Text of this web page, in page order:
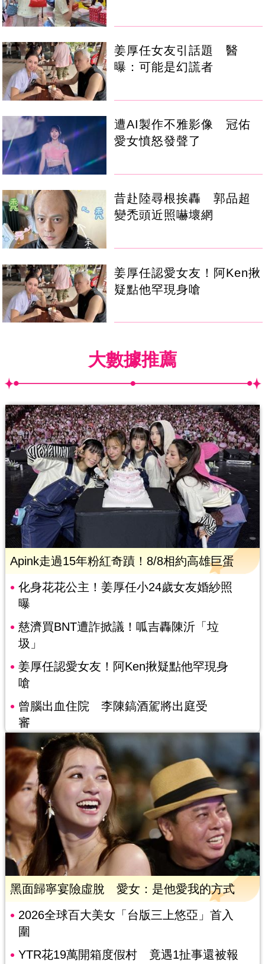
姜厚任女友引話題 醫
曝：可能是幻謊者
遭AI製作不雅影像 冠佑
愛女憤怒發聲了
昔赴陸尋根挨轟 郭品超
變禿頭近照嚇壞網
姜厚任認愛女友！阿Ken揪
疑點他罕現身嗆
大數據推薦
Apink走過15年粉紅奇蹟！8/8相約高雄巨蛋
化身花花公主！姜厚任小24歲女友婚紗照
曝
慈濟買BNT遭詐掀議！呱吉轟陳沂「垃
圾」
姜厚任認愛女友！阿Ken揪疑點他罕現身
嗆
曾腦出血住院 李陳鎬酒駕將出庭受
審
黑面歸寧宴險虛脫 愛女：是他愛我的方式
2026全球百大美女「台版三上悠亞」首入
圍
YTR花19萬開箱度假村 竟遇1扯事還被報